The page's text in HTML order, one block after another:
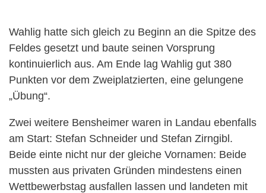
Wahlig hatte sich gleich zu Beginn an die Spitze des
Feldes gesetzt und baute seinen Vorsprung
kontinuierlich aus. Am Ende lag Wahlig gut 380
Punkten vor dem Zweiplatzierten, eine gelungene
„Übung“.
Zwei weitere Bensheimer waren in Landau ebenfalls
am Start: Stefan Schneider und Stefan Zirngibl.
Beide einte nicht nur der gleiche Vornamen: Beide
mussten aus privaten Gründen mindestens einen
Wettbewerbstag ausfallen lassen und landeten mit